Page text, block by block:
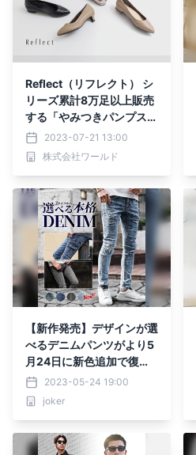
Reflect（リフレクト） シ
リーズ累計8万足以上販売
する「やみつきパンプス」
秋冬新作バージョンを発売
2023-07-21 13:00
株式会社ワールド
【新作発売】デザインが選
べるデニムパンツがより5
月24日に新色追加で復活
『メンズファッション jok
er(ジョーカー)』
2023-05-24 19:00
joker